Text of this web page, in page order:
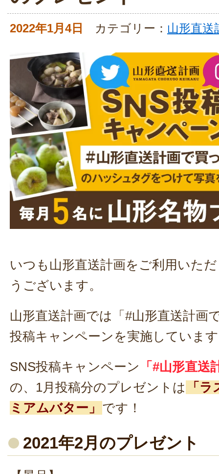
2022年1月4日 カテゴリー： 山形直
いつも山形直送計画をご利用いた
うございます。
山形直送計画では「#山形直送計画
投稿キャンペーンを実施していま
SNS投稿キャンペーン
「#山形直
の、1月投稿分のプレゼントは
「
ミアムバター」
です！
2021年2月のプレゼント